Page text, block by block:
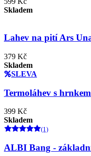
Skladem
Lahev na pití Ars
379 Kč
Skladem
SLEVA
Termoláhev s
399 Kč
Skladem
(1)
ALBI Bang -